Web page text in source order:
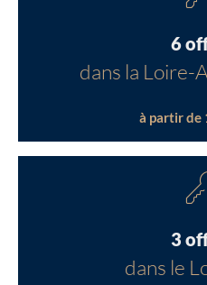
6
dans la Loire-
à partir de
3
dans le